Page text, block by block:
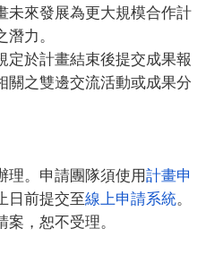
未來發展為更大規模合作計
潛力。
定於計畫結束後提交成果報
關之雙邊交流活動或成果分
理。申請團隊須使用計畫申
日前提交至線上申請系統。
，恕不受理。